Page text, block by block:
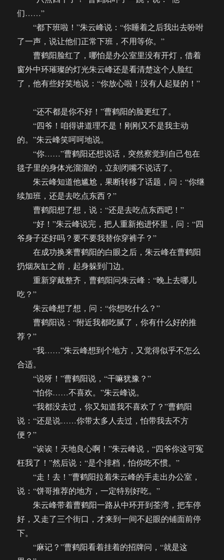
们……”
“都下班啦！”朱云峰说：“你睡着之后我出去吩咐
了一声，说让他们正常下班，不用等你。”
曹鹤阳脸红了，哪怕是办公室里没有开灯，借着
窗外中环璀璨的灯光朱云峰还是看清楚这个人脸红
了，他有些好笑地说：“你放心啦！没有人起疑的！”
“还不都是你不好！”曹鹤阳的脸更红了。
“四爷！咱得讲道理不是！刚刚又不是我主动
的。”朱云峰笑呵呵地说。
“你……”曹鹤阳还想说话，突然察觉到自己包在
毯子里的身体光溜溜的，立刻闭嘴不说话了。
朱云峰知道他尴尬，果断转移了话题，问：“你继
续加班，还是去吃点东西？”
曹鹤阳想了想，说：“还是去吃点东西吧！”
“好！”朱云峰说完，把人重新抱进怀里，问：“四
爷身子还好吗？要不要我替你穿裤子？”
在成功换来曹鹤阳的白眼之后，朱云峰在曹鹤阳
扔烟灰缸之前，起身躲到门边。
重新穿戴整齐，曹鹤阳问朱云峰：“晚上去哪儿
吃？”
朱云峰想了想，问：“你想吃什么？”
曹鹤阳说：“附近我都吃腻了，你有什么好的推
荐？”
“我……”朱云峰想到个地方，又觉得似乎不怎么
合适。
“说呀！”曹鹤阳说，“干嘛犹豫？”
“怕你……不喜欢。”朱云峰说。
“我都没去过，你又知道我不喜欢了？”曹鹤阳
说：“还是说……你带太多人去过，怕带我去不方
便？”
“诶诶！天地良心啊！”朱云峰说，“四爷你这可冤
枉我了！”然后说：“是个排档，怕你吃不惯。”
“走！去！”曹鹤阳拉着朱云峰的手走出办公室，
说：“饼哥推荐的地方，一定特别好吃。”
朱云峰带着曹鹤阳一路从中环开到荃湾，把车停
好，又走了三个街口，才来到一间不起眼的铺面前停
下。
“麻记？”曹鹤阳看着挂着的招牌问，“就是这